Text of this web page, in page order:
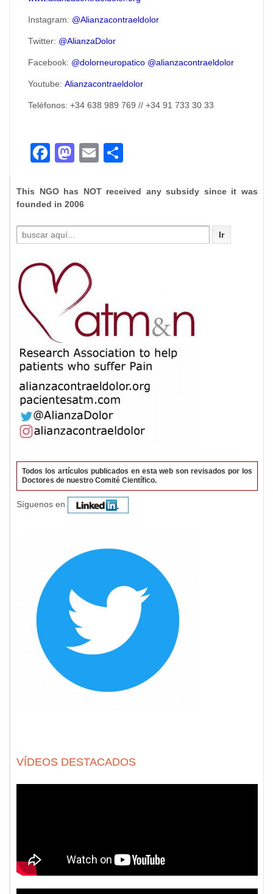
Instagram: @Alianzacontraeldolor
Twitter: @AlianzaDolor
Facebook: @dolorneuropatico @alianzacontraeldolor
Youtube: Alianzacontraeldolor
Teléfonos: +34 638 989 769 // +34 91 733 30 33
Facebook
Mastodon
Email
This NGO has NOT received any subsidy since it was
founded in 2006
Buscar
por:
Todos los artículos publicados en esta web son revisados por los
Doctores de nuestro Comité Científico.
Síguenos en
VÍDEOS DESTACADOS